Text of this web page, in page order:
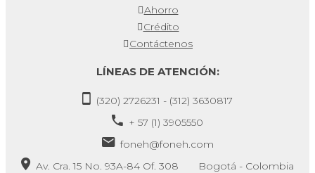
Ahorro
Crédito
Contáctenos
LÍNEAS DE ATENCIÓN:
(320) 2726231 - (312) 3630817
+ 57 (1) 3905550
foneh@foneh.com
Av. Cra. 15 No. 93A-84 Of. 308 Bogotá - Colombia